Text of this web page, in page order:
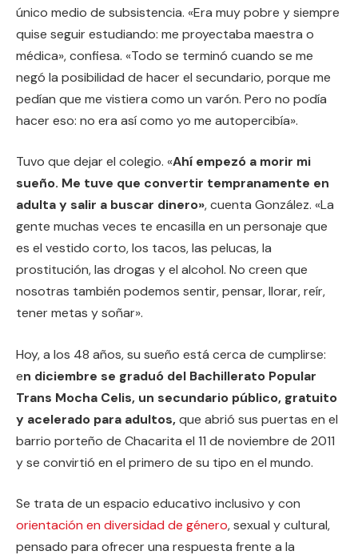
único medio de subsistencia. «Era muy pobre y siempre
quise seguir estudiando: me proyectaba maestra o
médica», confiesa. «Todo se terminó cuando se me
negó la posibilidad de hacer el secundario, porque me
pedían que me vistiera como un varón. Pero no podía
hacer eso: no era así como yo me autopercibía».
Tuvo que dejar el colegio. «Ahí empezó a morir mi
sueño. Me tuve que convertir tempranamente en
adulta y salir a buscar dinero», cuenta González. «La
gente muchas veces te encasilla en un personaje que
es el vestido corto, los tacos, las pelucas, la
prostitución, las drogas y el alcohol. No creen que
nosotras también podemos sentir, pensar, llorar, reír,
tener metas y soñar».
Hoy, a los 48 años, su sueño está cerca de cumplirse:
en diciembre se graduó del Bachillerato Popular
Trans Mocha Celis, un secundario público, gratuito
y acelerado para adultos,que abrió sus puertas en el
barrio porteño de Chacarita el 11 de noviembre de 2011
y se convirtió en el primero de su tipo en el mundo.
Se trata de un espacio educativo inclusivo y con
orientación en diversidad de género, sexual y cultural,
pensado para ofrecer una respuesta frente a la